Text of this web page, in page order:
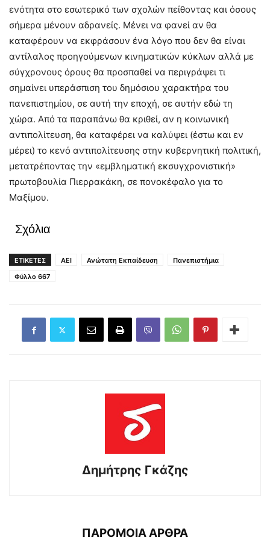
ενότητα στο εσωτερικό των σχολών πείθοντας και όσους
σήμερα μένουν αδρανείς. Μένει να φανεί αν θα
καταφέρουν να εκφράσουν ένα λόγο που δεν θα είναι
αντίλαλος προηγούμενων κινηματικών κύκλων αλλά με
σύγχρονους όρους θα προσπαθεί να περιγράψει τι
σημαίνει υπεράσπιση του δημόσιου χαρακτήρα του
πανεπιστημίου, σε αυτή την εποχή, σε αυτήν εδώ τη
χώρα. Από τα παραπάνω θα κριθεί, αν η κοινωνική
αντιπολίτευση, θα καταφέρει να καλύψει (έστω και εν
μέρει) το κενό αντιπολίτευσης στην κυβερνητική πολιτική,
μετατρέποντας την «εμβληματική εκσυγχρονιστική»
πρωτοβουλία Πιερρακάκη, σε πονοκέφαλο για το
Μαξίμου.
Σχόλια
ΕΤΙΚΕΤΕΣ ΑΕΙ Ανώτατη Εκπαίδευση
Πανεπιστήμια
Φύλλο 667
Δημήτρης Γκάζης
ΠΑΡΟΜΟΙΑ ΑΡΘΡΑ